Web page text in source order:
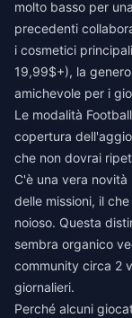
molto basso per
precedenti
i cosmetici
19,99$+), la
amichevole per i
Le modalità
copertura
che non dovrai
C'è una vera
delle missioni, il
noioso. Questa
sembra organico
community circa 2
giornalieri.
Perché alcuni